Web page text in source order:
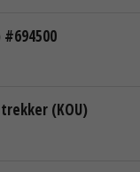
(KOU)